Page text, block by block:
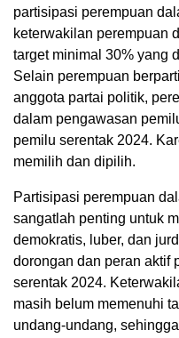
partisipasi perempuan
keterwakilan perempuan
target minimal 30% yang
Selain perempuan
anggota partai politik,
dalam pengawasan
pemilu serentak 2024.
memilih dan dipilih.
Partisipasi perempuan
sangatlah penting untuk
demokratis, luber, dan
dorongan dan peran aktif
serentak 2024.
masih belum memenuhi
undang-undang,